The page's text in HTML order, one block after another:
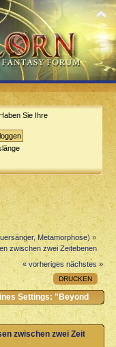
Haben Sie Ihre
,Metamorphose) »
zwischen zwei Zeitebenen
« vorheriges nächstes »
DRUCKEN
Settings: "Beyond
4061 mal)
zwischen zwei Zeitebenen